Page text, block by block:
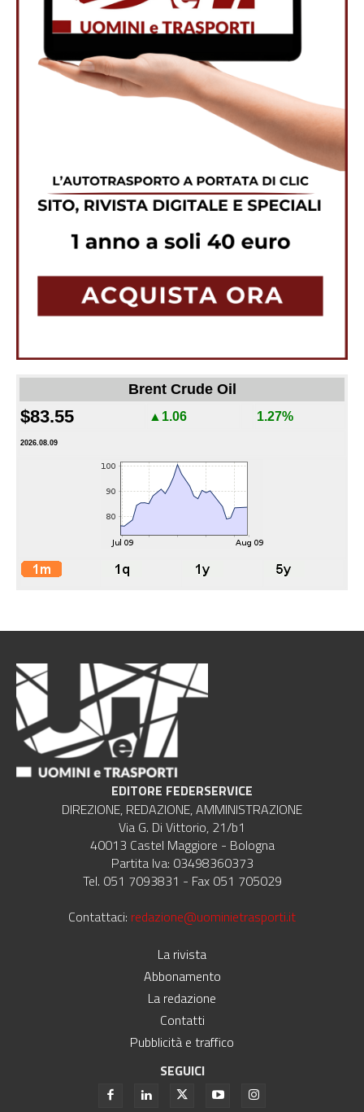
Brent Crude Oil
$83.55 ▲1.06 1.27%
2026.08.09
EDITORE FEDERSERVICE
DIREZIONE, REDAZIONE, AMMINISTRAZIONE
Via G. Di Vittorio, 21/b1
40013 Castel Maggiore - Bologna
Partita Iva: 03498360373
Tel. 051 7093831 - Fax 051 705029
Contattaci: redazione@uominietrasporti.it
La rivista
Abbonamento
La redazione
Contatti
Pubblicità e traffico
SEGUICI